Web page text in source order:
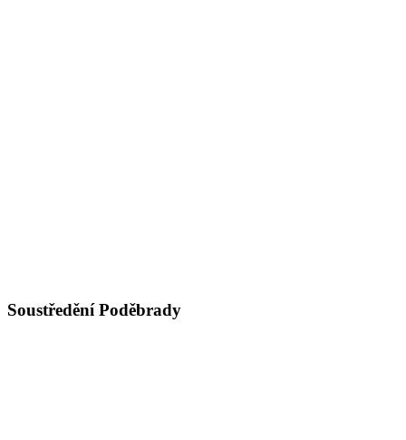
Soustředění Poděbrady